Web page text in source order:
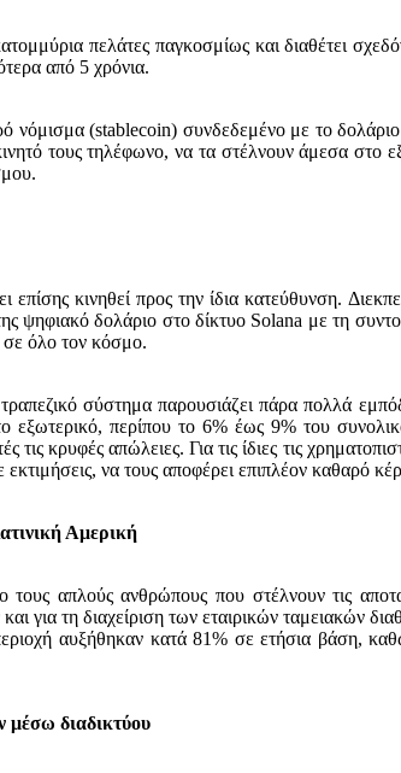
πελάτες παγκοσμίως και διαθέτει
από 5 χρόνια.
νόμισμα (stablecoin) συνδεδεμένο με το
τους τηλέφωνο, να τα στέλνουν άμεσα
κινηθεί προς την ίδια κατεύθυνση.
ψηφιακό δολάριο στο δίκτυο Solana με τη
σε όλο τον κόσμο.
σύστημα παρουσιάζει πάρα πολλά
εξωτερικό, περίπου το 6% έως 9% του
κρυφές απώλειες. Για τις ίδιες τις
να τους αποφέρει επιπλέον καθαρό
Αμερική
απλούς ανθρώπους που στέλνουν τις
για τη διαχείριση των εταιρικών ταμειακών
αυξήθηκαν κατά 81% σε ετήσια βάση,
μέσω διαδικτύου